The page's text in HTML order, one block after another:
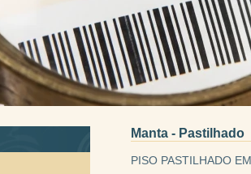
Manta - Pastilhado
PISO PASTILHADO